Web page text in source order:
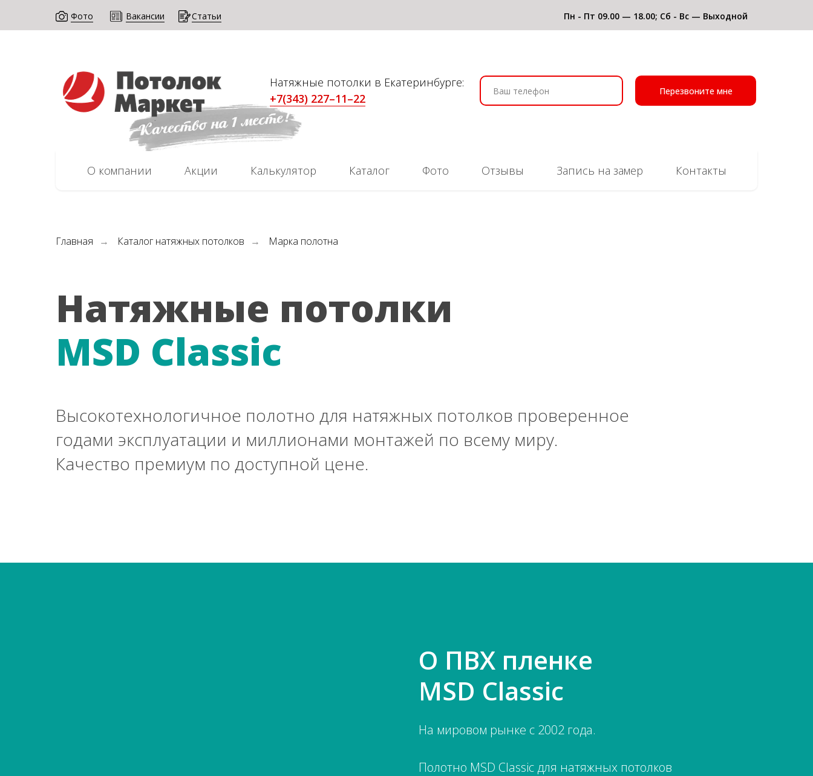
Пн - Пт 09.00 — 18.00; Сб - Вс — Выходной
Фото Вак Ансии Статьи
Перезвоните мне
Натяжные потолки в Екатеринбурге:
+7(343) 227–11–22
О компании Акции Калькулятор Каталог Фото Отзывы Запись на замер Контакты
Главная → Каталог натяжных потолков → Марка полотна
Натяжные потолки
MSD Classic
Высокотехнологичное полотно для натяжных потолков проверенное
годами эксплуатации и миллионами монтажей по всему миру.
Качество премиум по доступной цене.
О ПВХ пленке
MSD Classic
На мировом рынке с 2002 года.
Полотно MSD Classic для натяжных потолков